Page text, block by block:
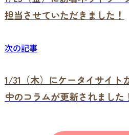
担当させていただきました！
次の記事
1/31（木）にケータイサイト
中のコラムが更新されました